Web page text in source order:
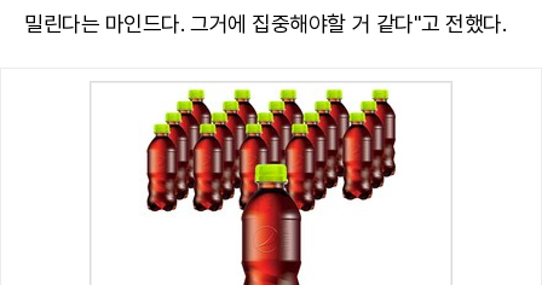
밀린다는 마인드다. 그거에 집중해야할 거 같다"고 전했다.